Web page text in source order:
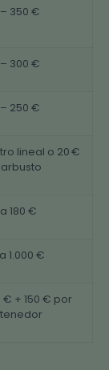
– 350 €
– 300 €
– 250 €
lineal o 20 €
180 €
1.000 €
€ + 150 € por